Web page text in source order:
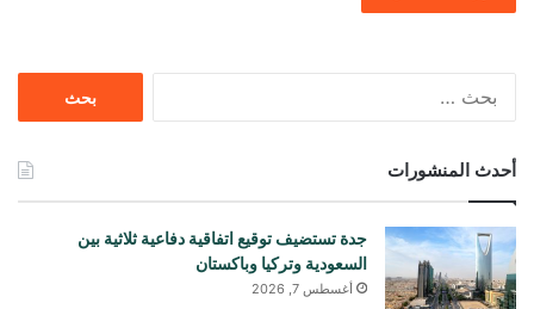
أحدث المنشورات
جدة تستضيف توقيع اتفاقية دفاعية ثلاثية بين
السعودية وتركيا وباكستان
أغسطس 7, 2026